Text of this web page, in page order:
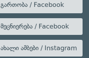
გართობა / Facebook
მეცნიერება / Facebook
ახალი ამბები / Instagram